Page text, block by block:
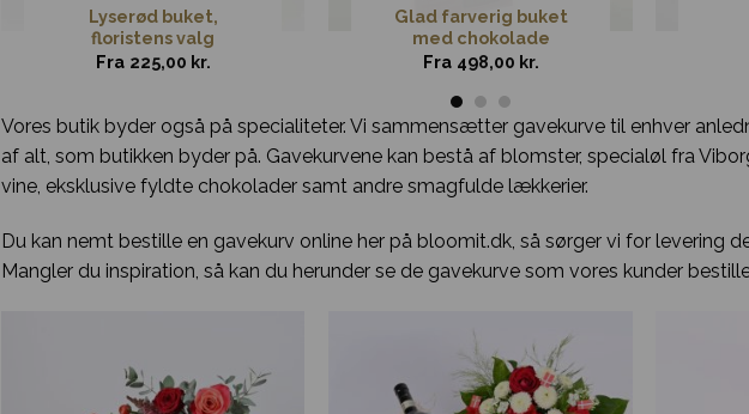
Lyserød buket,
floristens valg
Fra 225,00 kr.
Glad farverig buket
med chokolade
Fra 498,00 kr.
Vores butik byder også på specialiteter. Vi sammensætter gavekurve til enhver
af alt, som butikken byder på. Gavekurvene kan bestå af blomster, specialøl fra
vine, eksklusive fyldte chokolader samt andre smagfulde lækkerier.
Du kan nemt bestille en gavekurv online her på bloomit.dk, så sørger vi for levering
Mangler du inspiration, så kan du herunder se de gavekurve som vores kunder